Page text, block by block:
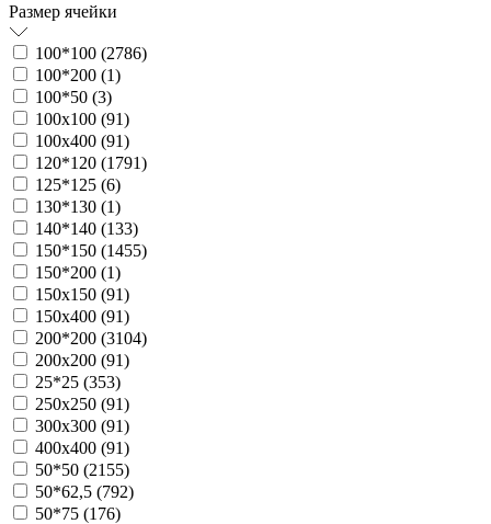
Размер ячейки
100*100 (2786)
100*200 (1)
100*50 (3)
100х100 (91)
100х400 (91)
120*120 (1791)
125*125 (6)
130*130 (1)
140*140 (133)
150*150 (1455)
150*200 (1)
150х150 (91)
150х400 (91)
200*200 (3104)
200х200 (91)
25*25 (353)
250х250 (91)
300х300 (91)
400х400 (91)
50*50 (2155)
50*62,5 (792)
50*75 (176)